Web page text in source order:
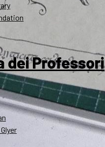
dei Professori